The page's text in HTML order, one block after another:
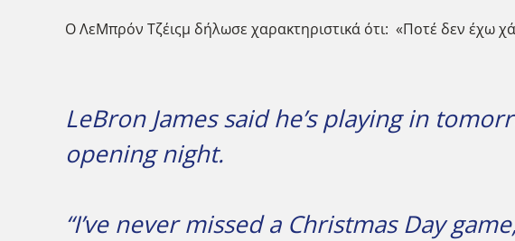
Ο ΛεΜπρόν Τζέιςμ δήλωσε χαρακτηριστικά ότι: «Ποτέ δεν έχω
LeBron James said he’s playing in
opening night.
“I’ve never missed a Christmas Day